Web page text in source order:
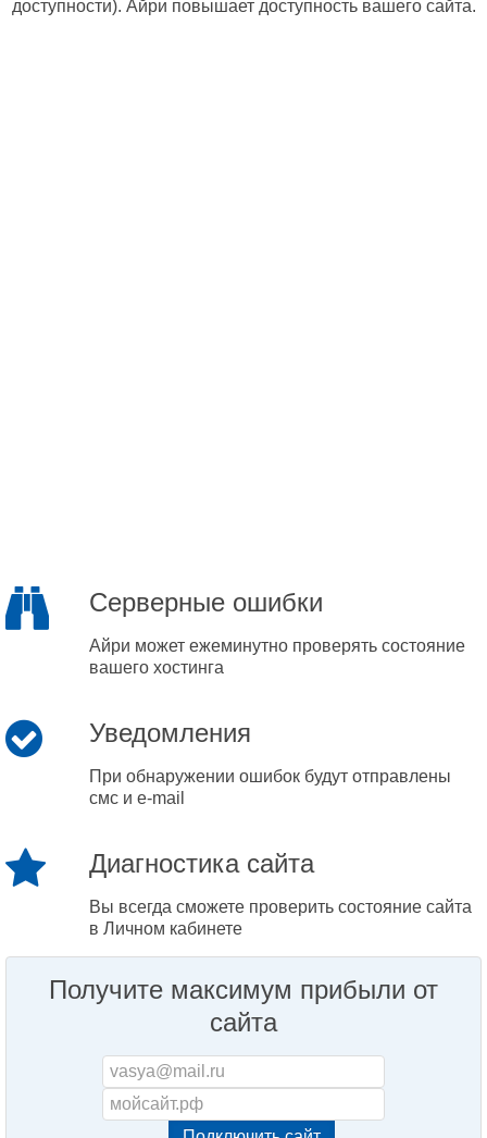
доступности). Айри повышает доступность вашего сайта.
Серверные ошибки
Айри может ежеминутно проверять состояние
вашего хостинга
Уведомления
При обнаружении ошибок будут отправлены
смс и e-mail
Диагностика сайта
Вы всегда сможете проверить состояние сайта
в Личном кабинете
Получите максимум прибыли от
сайта